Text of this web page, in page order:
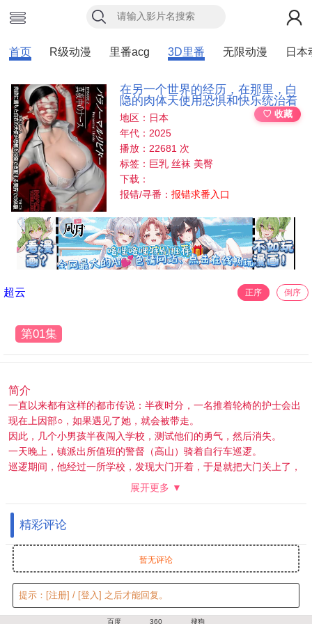
首页 R级动漫 里番acg 3D里番 无限动漫 日本
在另一个世界的经历，在那里，白
隐的肉体天使用恐惧和快乐统治着
♡ 收藏
地区：日本
年代：2025
播放：22681 次
标签：巨乳 丝袜 美臀
下载：
报错/寻番：报错求番入口
超云 正序 倒序
第01集
简介
一直以来都有这样的都市传说：半夜时分，一名推着轮椅的护士会出
现在上因部○，如果遇见了她，就会被带走。
因此，几个小男孩半夜闯入学校，测试他们的勇气，然后消失。
一天晚上，镇派出所值班的警督（高山）骑着自行车巡逻。
巡逻期间，他经过一所学校，发现大门开着，于是就把大门关上了，
但出于某种原因，他感到好奇，便直接走进了学校建筑。
随着可疑人员的闯入和某个男孩的失踪，他们开始在夜间巡逻安静的
校舍。
我用灯检查了一下，没有发现任何异常。
我心里忐忑不安，正要赶紧离开，突然听到走廊后面传来脚步声。
随着灯光照射到她身上，身影渐渐清晰，高山意识到那是一名护士，
周围的环境突然发生变化，他仿佛来到了另一个世界。
他感到困惑和害怕，他明智地试图劝说护士停下来，但护士不听，所
以他被迫拿起枪向护士开枪。
展开更多 ▼
精彩评论
暂无评论
提示： [注册] / [登入] 之后才能回复。
百度 360 搜狗